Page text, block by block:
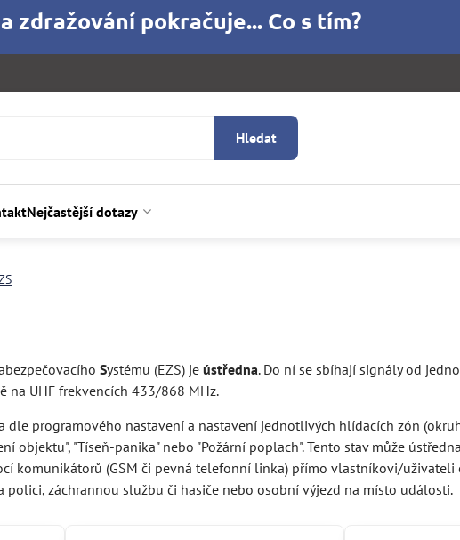
zdražování pokračuje... Co s tím?
Hledat
Nejčastější dotazy
Systému (EZS) jeústředna. Do ní se sbíhají signály od
na UHF frekvencích 433/868 MHz.
dle programového nastavení a nastavení jednotlivých hlídacích zón
objektu", "Tíseň-panika" nebo "Požární poplach". Tento stav může
komunikátorů (GSM či pevná telefonní linka) přímo vlastníkovi/uživateli
záchrannou službu či hasiče nebo osobní výjezd na místo události.